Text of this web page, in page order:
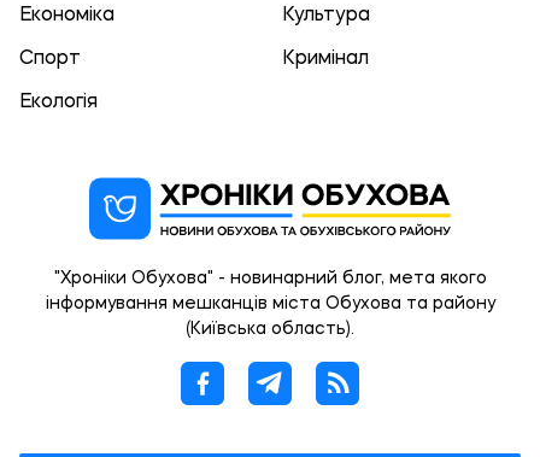
Економіка Культура
Спорт Кримінал
Екологія
"Хроніки Обухова" - новинарний блог, мета якого
інформування мешканців міста Обухова та району
(Київська область).